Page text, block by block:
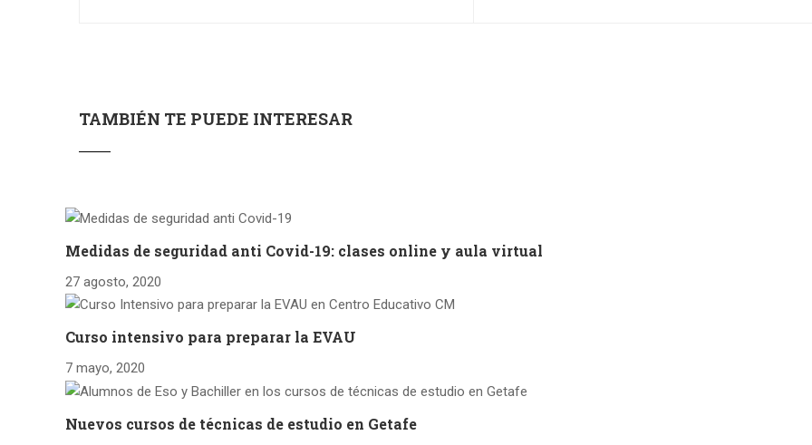
TAMBIÉN TE PUEDE INTERESAR
Medidas de seguridad anti Covid-19: clases online y aula virtual
27 agosto, 2020
Curso intensivo para preparar la EVAU
7 mayo, 2020
Nuevos cursos de técnicas de estudio en Getafe